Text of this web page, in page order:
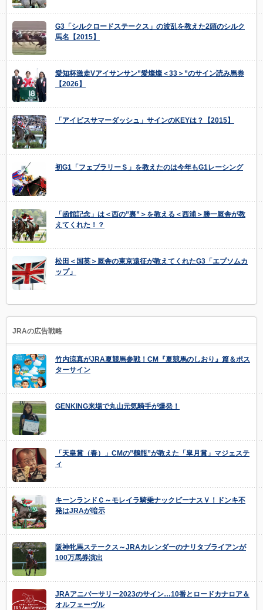
G3「シルクロードステークス」の波乱を教えた2頭のシルク
馬名【2015】
愛知杯激走Vアイサンサン”愛燦燦＜33＞”のサイン読み馬券
【2026】
「アイビスサマーダッシュ」サインのKEYは？【2015】
初G1「フェブラリーＳ」を教えたのは今年もG1レーシング
「函館記念」は＜西の”裏”＞を教える＜西浦＞勝一厩舎が教
えてくれた！？
松田＜国英＞厩舎の東京遠征が教えてくれたG3「エプソムカ
ップ」
JRAの広告戦略
竹内涼真がJRA夏競馬参戦！CM『夏競馬のしおり』篇＆ポス
ターサイン
GENKING来場で丸山元気騎手が爆発！
「天皇賞（春）」CMの”鶴瓶”が教えた「皐月賞」マジェステ
ィ
キーンランドＣ～モレイラ騎乗ナックビーナスＶ！ドンキ不
発はJRAが暗示
阪神牝馬ステークス～JRAカレンダーのナリタブライアンが
100万馬券演出
JRAアニバーサリー2023のサイン…10番とロードカナロア＆
オルフェーヴル